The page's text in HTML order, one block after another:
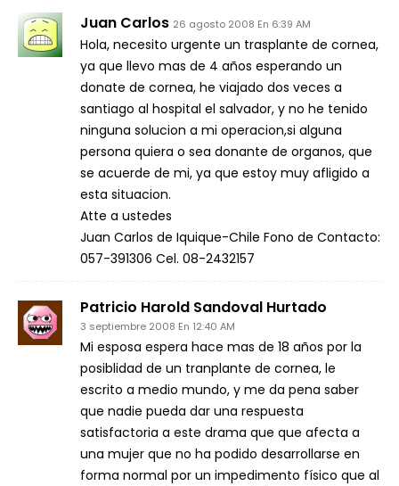
Juan Carlos 26 agosto 2008 En 6:39 AM
Hola, necesito urgente un trasplante de cornea,
ya que llevo mas de 4 años esperando un
donate de cornea, he viajado dos veces a
santiago al hospital el salvador, y no he tenido
ninguna solucion a mi operacion,si alguna
persona quiera o sea donante de organos, que
se acuerde de mi, ya que estoy muy afligido a
esta situacion.
Atte a ustedes
Juan Carlos de Iquique-Chile Fono de Contacto:
057-391306 Cel. 08-2432157
Patricio Harold Sandoval Hurtado
3 septiembre 2008 En 12:40 AM
Mi esposa espera hace mas de 18 años por la
posiblidad de un tranplante de cornea, le
escrito a medio mundo, y me da pena saber
que nadie pueda dar una respuesta
satisfactoria a este drama que que afecta a
una mujer que no ha podido desarrollarse en
forma normal por un impedimento físico que al